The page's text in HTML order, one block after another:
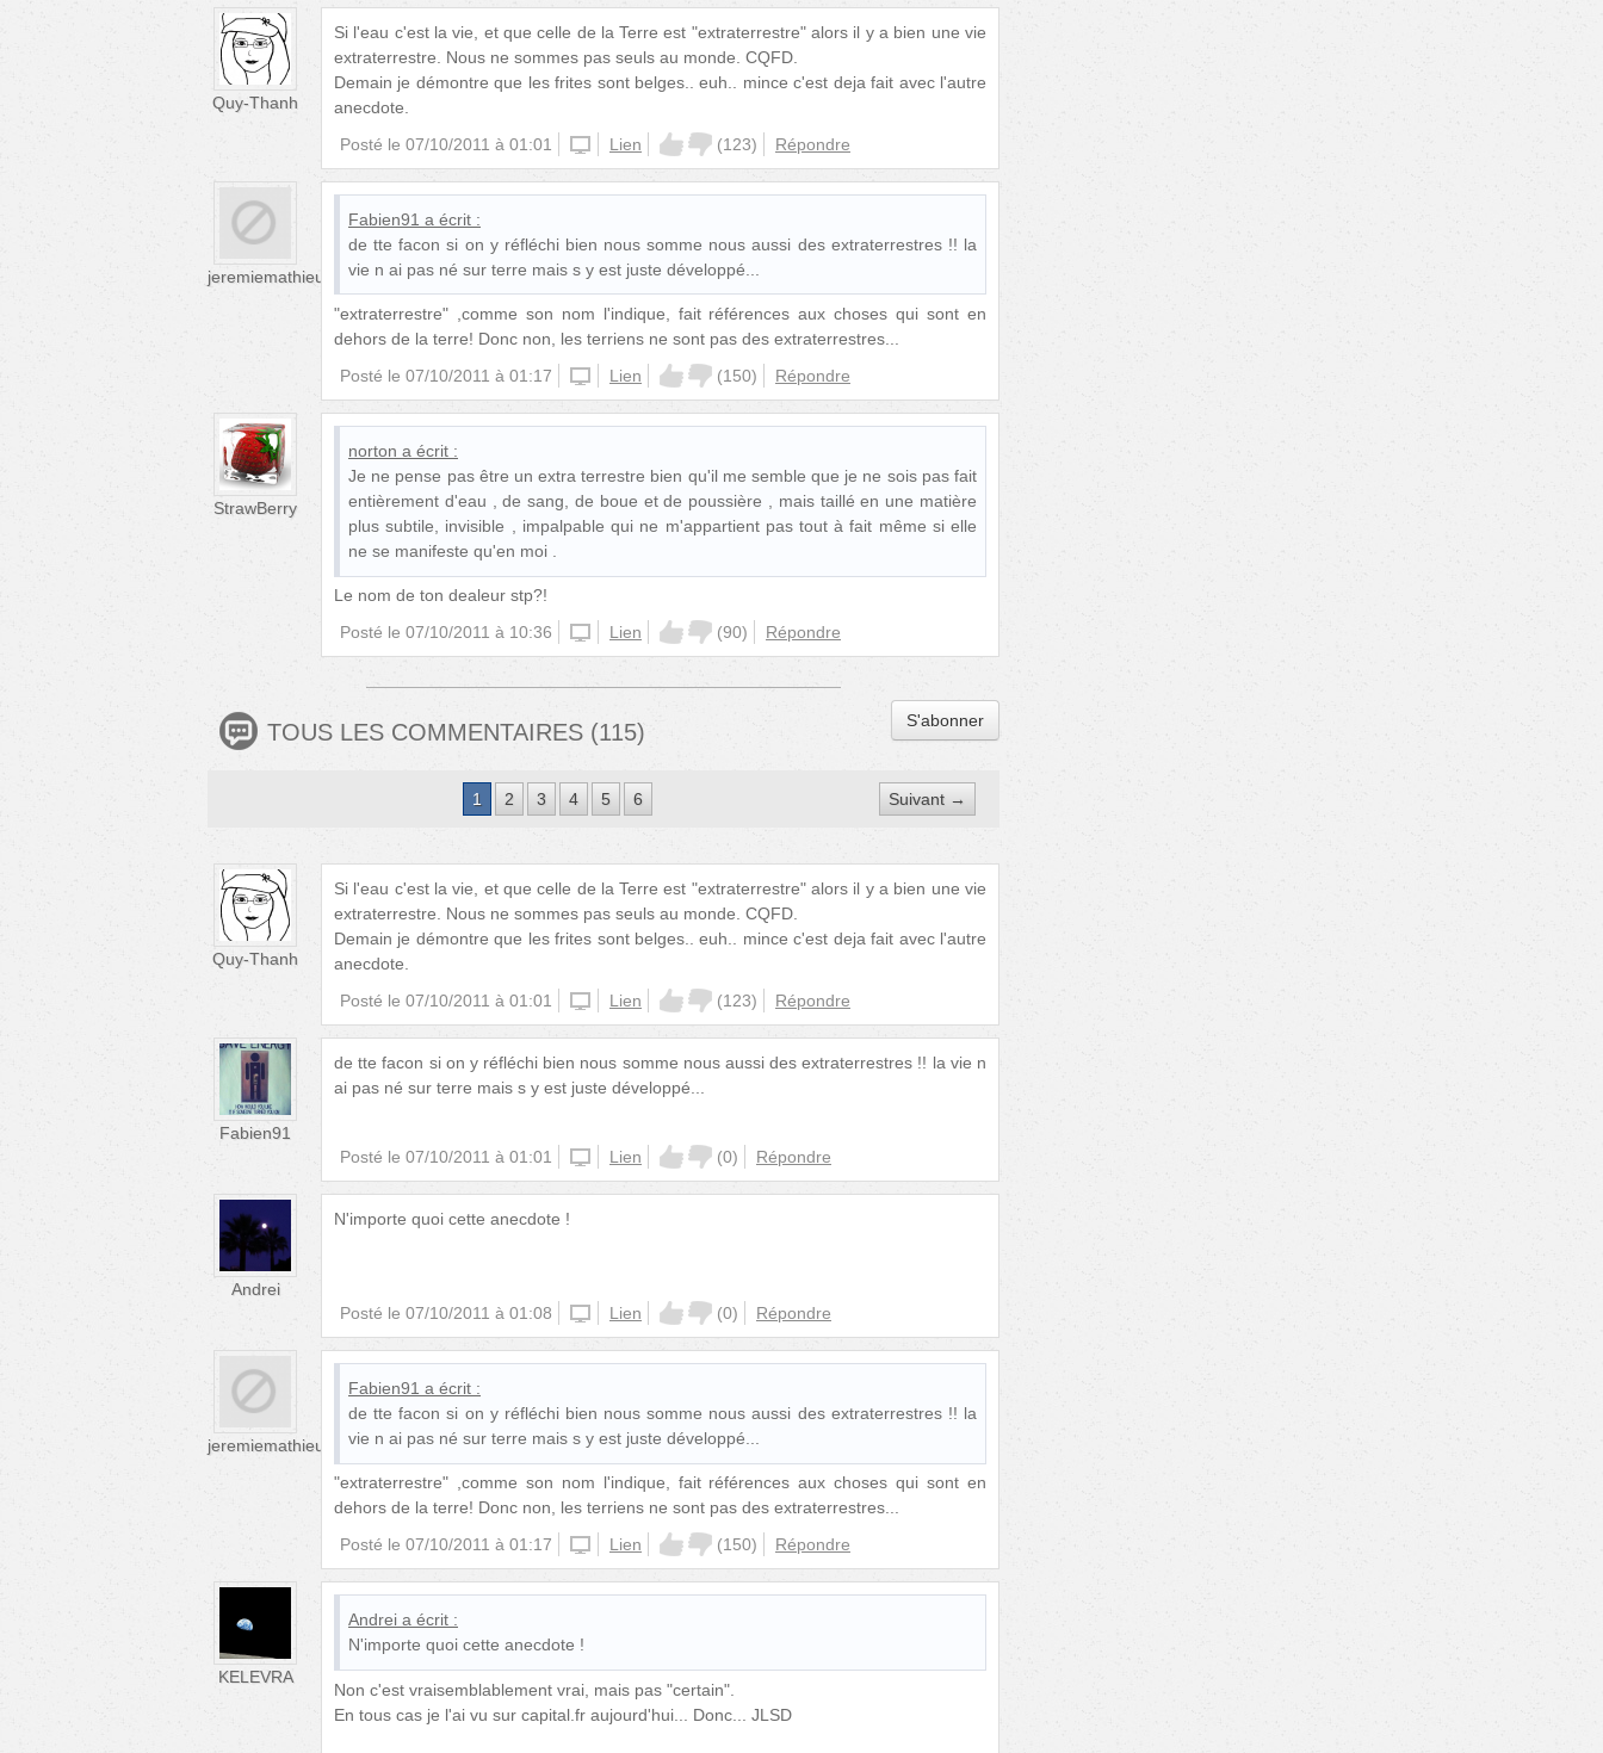
Quy-Thanh
Si l'eau c'est la vie, et que celle de la Terre est "extraterrestre" alors il y a bien une vie
extraterrestre. Nous ne sommes pas seuls au monde. CQFD.
Demain je démontre que les frites sont belges.. euh.. mince c'est deja fait avec l'autre
anecdote.
Posté le 07/10/2011 à 01:01 unknown
Lien (123) Répondre
jeremiemathieu
Fabien91 a écrit :
de tte facon si on y réfléchi bien nous somme nous aussi des extraterrestres !! la
vie n ai pas né sur terre mais s y est juste développé...
"extraterrestre" ,comme son nom l'indique, fait références aux choses qui sont en
dehors de la terre! Donc non, les terriens ne sont pas des extraterrestres...
Posté le 07/10/2011 à 01:17 unknown
Lien (150) Répondre
StrawBerry
norton a écrit :
Je ne pense pas être un extra terrestre bien qu'il me semble que je ne sois pas fait
entièrement d'eau , de sang, de boue et de poussière , mais taillé en une matière
plus subtile, invisible , impalpable qui ne m'appartient pas tout à fait même si elle
ne se manifeste qu'en moi .
Le nom de ton dealeur stp?!
Posté le 07/10/2011 à 10:36 unknown
Lien (90) Répondre
TOUS LES COMMENTAIRES (115) S'abonner
1 2 3 4 5 6 Suivant →
Quy-Thanh
Si l'eau c'est la vie, et que celle de la Terre est "extraterrestre" alors il y a bien une vie
extraterrestre. Nous ne sommes pas seuls au monde. CQFD.
Demain je démontre que les frites sont belges.. euh.. mince c'est deja fait avec l'autre
anecdote.
Posté le 07/10/2011 à 01:01 unknown
Lien (123) Répondre
Fabien91
de tte facon si on y réfléchi bien nous somme nous aussi des extraterrestres !! la vie n
ai pas né sur terre mais s y est juste développé...
Posté le 07/10/2011 à 01:01 unknown
Lien (0) Répondre
Andrei
N'importe quoi cette anecdote !
Posté le 07/10/2011 à 01:08 unknown
Lien (0) Répondre
jeremiemathieu
Fabien91 a écrit :
de tte facon si on y réfléchi bien nous somme nous aussi des extraterrestres !! la
vie n ai pas né sur terre mais s y est juste développé...
"extraterrestre" ,comme son nom l'indique, fait références aux choses qui sont en
dehors de la terre! Donc non, les terriens ne sont pas des extraterrestres...
Posté le 07/10/2011 à 01:17 unknown
Lien (150) Répondre
KELEVRA
Andrei a écrit :
N'importe quoi cette anecdote !
Non c'est vraisemblablement vrai, mais pas "certain".
En tous cas je l'ai vu sur capital.fr aujourd'hui... Donc... JLSD